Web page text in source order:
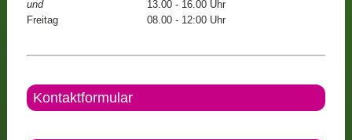
und
13.00 - 16.00 Uhr
Freitag
08.00 - 12:00 Uhr
Kontaktformular